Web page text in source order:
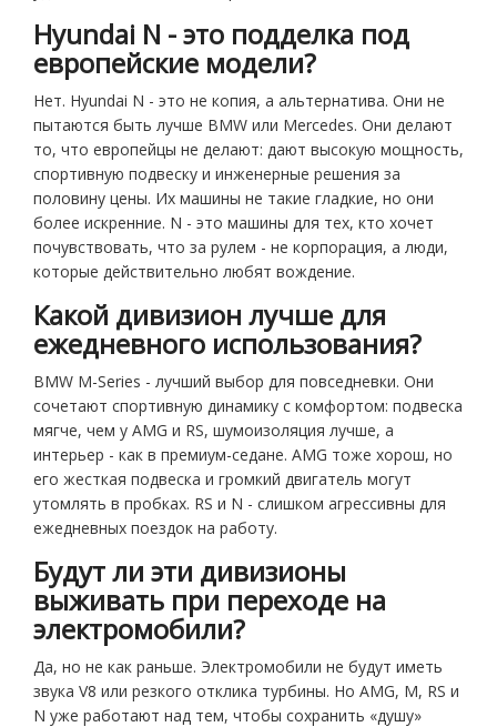
Hyundai N - это подделка под
европейские модели?
Нет. Hyundai N - это не копия, а альтернатива. Они не
пытаются быть лучше BMW или Mercedes. Они делают
то, что европейцы не делают: дают высокую мощность,
спортивную подвеску и инженерные решения за
половину цены. Их машины не такие гладкие, но они
более искренние. N - это машины для тех, кто хочет
почувствовать, что за рулем - не корпорация, а люди,
которые действительно любят вождение.
Какой дивизион лучше для
ежедневного использования?
BMW M-Series - лучший выбор для повседневки. Они
сочетают спортивную динамику с комфортом: подвеска
мягче, чем у AMG и RS, шумоизоляция лучше, а
интерьер - как в премиум-седане. AMG тоже хорош, но
его жесткая подвеска и громкий двигатель могут
утомлять в пробках. RS и N - слишком агрессивны для
ежедневных поездок на работу.
Будут ли эти дивизионы
выживать при переходе на
электромобили?
Да, но не как раньше. Электромобили не будут иметь
звука V8 или резкого отклика турбины. Но AMG, M, RS и
N уже работают над тем, чтобы сохранить «душу»